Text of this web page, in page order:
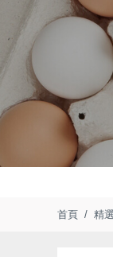
首頁 精